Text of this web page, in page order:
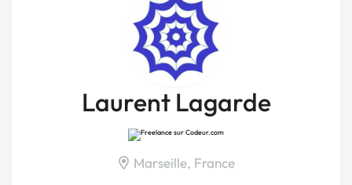
Laurent Lagarde
Marseille, France